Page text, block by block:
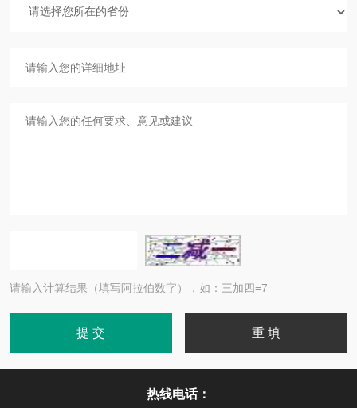
请输入计算结果（填写阿拉伯数字），如：三加四=7
热线电话：